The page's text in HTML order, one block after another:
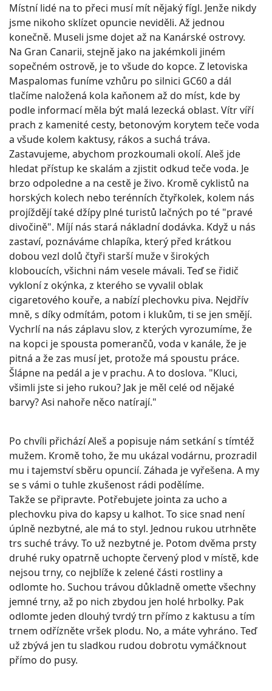
Místní lidé na to přeci musí mít nějaký fígl. Jenže nikdy
jsme nikoho sklízet opuncie neviděli. Až jednou
konečně. Museli jsme dojet až na Kanárské ostrovy.
Na Gran Canarii, stejně jako na jakémkoli jiném
sopečném ostrově, je to všude do kopce. Z letoviska
Maspalomas funíme vzhůru po silnici GC60 a dál
tlačíme naložená kola kaňonem až do míst, kde by
podle informací měla být malá lezecká oblast. Vítr víří
prach z kamenité cesty, betonovým korytem teče voda
a všude kolem kaktusy, rákos a suchá tráva.
Zastavujeme, abychom prozkoumali okolí. Aleš jde
hledat přístup ke skalám a zjistit odkud teče voda. Je
brzo odpoledne a na cestě je živo. Kromě cyklistů na
horských kolech nebo terénních čtyřkolek, kolem nás
projíždějí také džípy plné turistů lačných po té "pravé
divočině". Míjí nás stará nákladní dodávka. Když u nás
zastaví, poznáváme chlapíka, který před krátkou
dobou vezl dolů čtyři starší muže v širokých
kloboucích, všichni nám vesele mávali. Teď se řidič
vykloní z okýnka, z kterého se vyvalil oblak
cigaretového kouře, a nabízí plechovku piva. Nejdřív
mně, s díky odmítám, potom i klukům, ti se jen smějí.
Vychrlí na nás záplavu slov, z kterých vyrozumíme, že
na kopci je spousta pomerančů, voda v kanále, že je
pitná a že zas musí jet, protože má spoustu práce.
Šlápne na pedál a je v prachu. A to doslova. "Kluci,
všimli jste si jeho rukou? Jak je měl celé od nějaké
barvy? Asi nahoře něco natírají."
Po chvíli přichází Aleš a popisuje nám setkání s tímtéž
mužem. Kromě toho, že mu ukázal vodárnu, prozradil
mu i tajemství sběru opuncií. Záhada je vyřešena. A my
se s vámi o tuhle zkušenost rádi podělíme.
Takže se připravte. Potřebujete jointa za ucho a
plechovku piva do kapsy u kalhot. To sice snad není
úplně nezbytné, ale má to styl. Jednou rukou utrhněte
trs suché trávy. To už nezbytné je. Potom dvěma prsty
druhé ruky opatrně uchopte červený plod v místě, kde
nejsou trny, co nejblíže k zelené části rostliny a
odlomte ho. Suchou trávou důkladně omeťte všechny
jemné trny, až po nich zbydou jen holé hrbolky. Pak
odlomte jeden dlouhý tvrdý trn přímo z kaktusu a tím
trnem odřízněte vršek plodu. No, a máte vyhráno. Teď
už zbývá jen tu sladkou rudou dobrotu vymáčknout
přímo do pusy.